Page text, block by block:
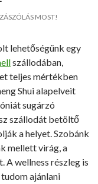
MOST!
lehetőségünk egy
szállodában,
teljes mértékben
Shui alapelveit
sugárzó
szállodát betöltő
a helyet. Szobánk
mellett virág, a
A wellness részleg is
ajánlani